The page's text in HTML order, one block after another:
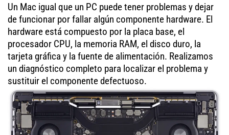
Un Mac igual que un PC puede tener problemas y dejar
de funcionar por fallar algún componente hardware. El
hardware está compuesto por la placa base, el
procesador CPU, la memoria RAM, el disco duro, la
tarjeta gráfica y la fuente de alimentación. Realizamos
un diagnóstico completo para localizar el problema y
sustituir el componente defectuoso.